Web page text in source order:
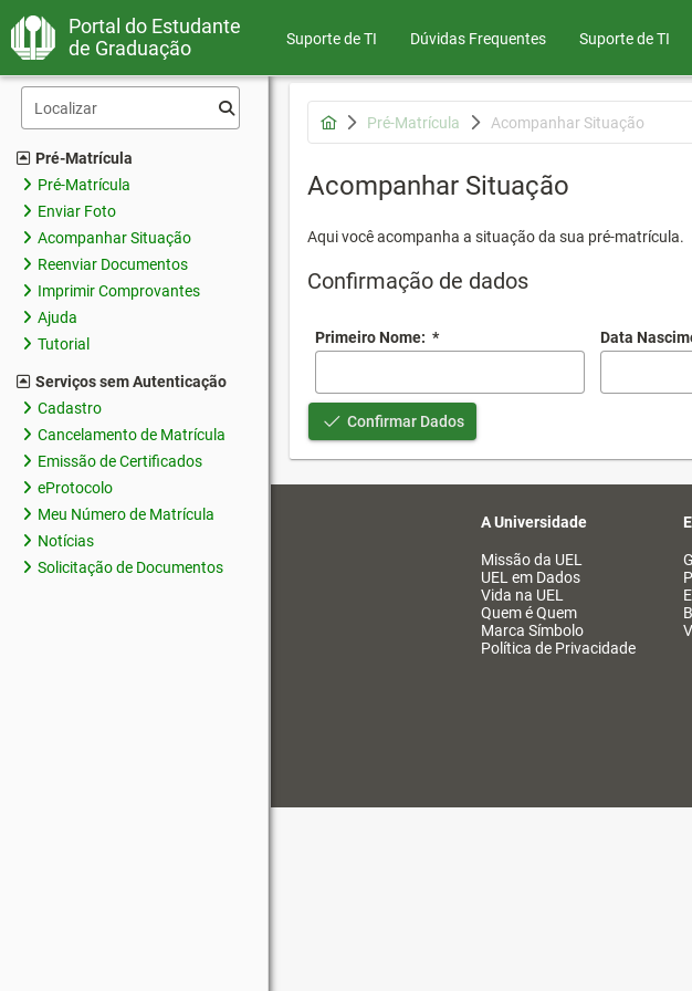
Portal do Estudante
de Graduação
Suporte de TI Dúvidas Frequentes Suporte de TI
Pré-Matrícula
Pré-Matrícula
Enviar Foto
Acompanhar Situação
Reenviar Documentos
Imprimir Comprovantes
Ajuda
Tutorial
Serviços sem Autenticação
Cadastro
Cancelamento de Matrícula
Emissão de Certificados
eProtocolo
Meu Número de Matrícula
Notícias
Solicitação de Documentos
Pré-Matrícula Acompanhar Situação
Acompanhar Situação
Aqui você acompanha a situação da sua pré-matrícula.
Confirmação de dados
Primeiro Nome: * Data
Confirmar Dados
A Universidade
Missão da UEL
UEL em Dados
Vida na UEL
Quem é Quem
Marca Símbolo
Política de Privacidade